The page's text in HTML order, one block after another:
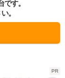
です。
。
PR